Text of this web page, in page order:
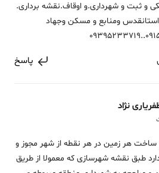
و ثبت و شهرداری.و اوقاف.نقشه برداری.
استانقدس ومنابع و مسکن وجهاد
پاسخ
نژاد
هر زمین در هر نقطه از شهر مجوز و
طبق نقشه شهرسازی که معمولا از طریق